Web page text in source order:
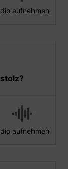
aufnehmen
aufnehmen